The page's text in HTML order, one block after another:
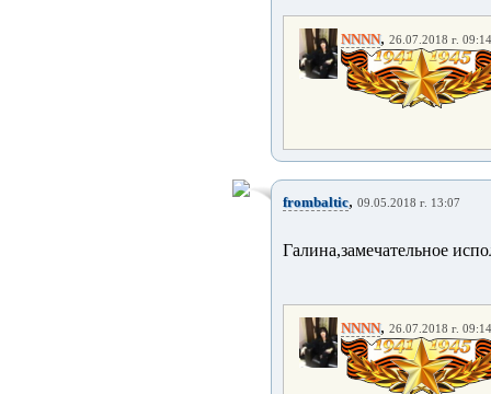
NNNN, 26.07.2018 г. 09:14
frombaltic, 09.05.2018 г. 13:07
Галина,замечательное
NNNN, 26.07.2018 г. 09:14